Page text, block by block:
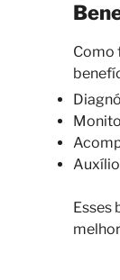
Como
Esses